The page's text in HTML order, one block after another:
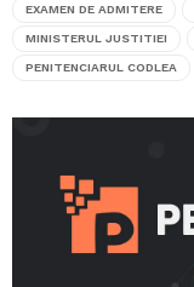
EXAMEN DE ADMITERE
MINISTERUL JUSTITIEI
PENITENCIARUL CODLEA